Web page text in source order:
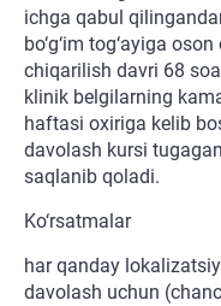
ichga qabul
bo‘g‘im tog‘ayiga
chiqarilish davri 68
klinik belgilarning
haftasi oxiriga kelib
davolash kursi
saqlanib qoladi.
Ko‘rsatmalar
har qanday
davolash uchun